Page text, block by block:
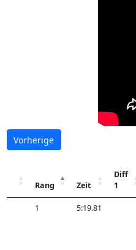
Vorherige
Rang Zeit
Diff
1
1 5:19.81